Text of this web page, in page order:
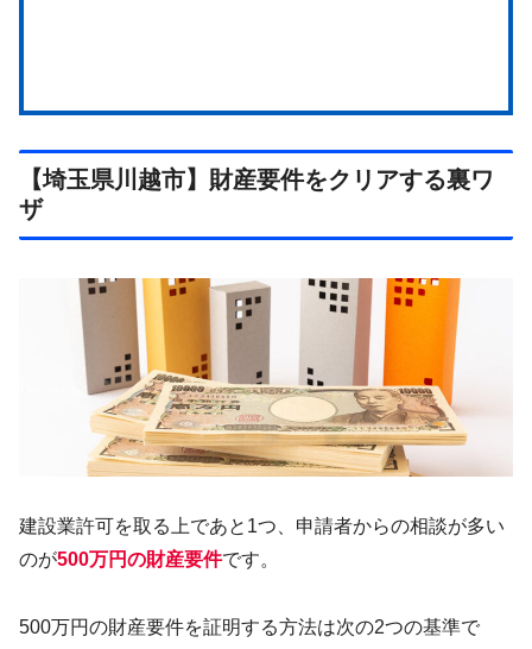
【埼玉県川越市】財産要件をクリアする裏ワ
ザ
建設業許可を取る上であと1つ、申請者からの相談が多い
のが500万円の財産要件です。
500万円の財産要件を証明する方法は次の2つの基準で